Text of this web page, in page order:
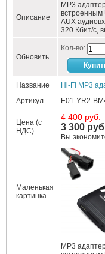
Описание
MP3
встроенным
AUX
320 Кбит/c,
Обновить
Кол-во:
Название
Hi-Fi MP3
Артикул
E01-YR2-
Цена (с
НДС)
4 400 руб.
3 300
Вы
Маленькая
картинка
MP3